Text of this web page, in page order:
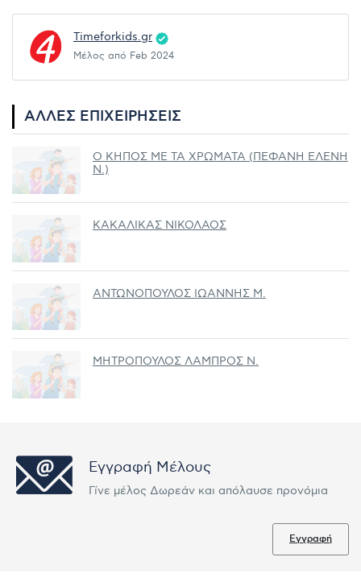
Timeforkids.gr
Μέλος από Feb 2024
ΆΛΛΕΣ ΕΠΙΧΕΙΡΉΣΕΙΣ
Ο ΚΗΠΟΣ ΜΕ ΤΑ ΧΡΩΜΑΤΑ (ΠΕΦΑΝΗ ΕΛΕΝΗ
Ν.)
ΚΑΚΑΛΙΚΑΣ ΝΙΚΟΛΑΟΣ
ΑΝΤΩΝΟΠΟΥΛΟΣ ΙΩΑΝΝΗΣ Μ.
ΜΗΤΡΟΠΟΥΛΟΣ ΛΑΜΠΡΟΣ Ν.
Εγγραφή Μέλους
Γίνε μέλος Δωρεάν και απόλαυσε προνόμια
Εγγραφή